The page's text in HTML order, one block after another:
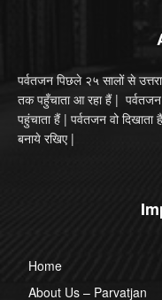
पर्वतजन पिछले २५ सालों से
तक पहुँचाता आ रहा हैं |
पहुंचाता हैं | पर्वतजन वो
बनाये रखिए |
Home
About Us – Parvatjan